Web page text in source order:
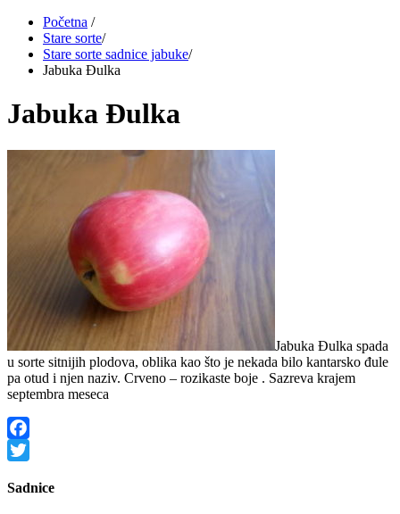
Početna /
Stare sorte/
Stare sorte sadnice jabuke/
Jabuka Đulka
Jabuka Đulka
Jabuka Đulka spada
u sorte sitnijih plodova, oblika kao što je nekada bilo kantarsko đule
pa otud i njen naziv. Crveno – rozikaste boje . Sazreva krajem
septembra meseca
Facebook
Sadnice